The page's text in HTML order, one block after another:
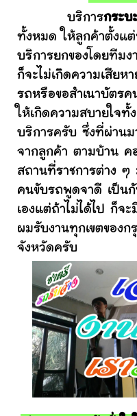
บริการกระบ
ทั้งหมด ให้ลูกค้าตั้งแต่
บริการยกของโดยทีม
ก็จะไม่เกิดความเสียห
รถหรือขอสำเนาบัตร
ให้เกิดความสบายใจ
บริการครับ ซึ่งที่ผ่านม
จากลูกค้า ตามบ้าน ค
สถานที่ราชการต่าง
คนขับรถพูดจาดี เป็น
เองแต่ถ้าไม่ได้ไป ก็จ
ผมรับงานทุกเขตของ
จังหวัดครับ